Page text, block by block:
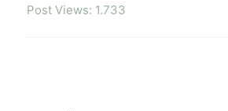
Post Views: 1.733